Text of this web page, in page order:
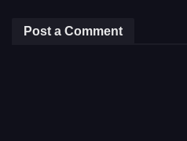
Post a Comment